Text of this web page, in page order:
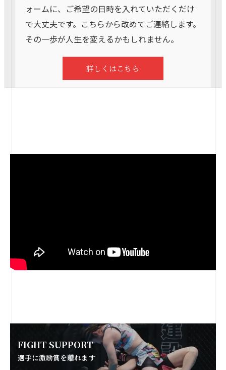
ォームに、ご希望の日時を入れていただくだけ
で大丈夫です。こちらから改めてご連絡します。
その一歩が人生を変えるかもしれません。
詳しくはこちら
FIGHT SUPPORT
選手に激励賞を贈れます